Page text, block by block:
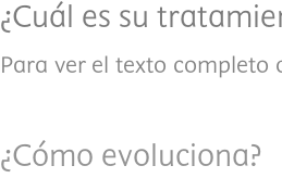
¿Cuál es su
Para ver el texto completo
¿Cómo evoluciona?